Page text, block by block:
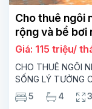
Cho thuê ngôi
rộng và bể bơi
Giá: 115 triệu/
CHO THUÊ NGÔI
SỐNG LÝ TƯỞNG
không gian sống
đẹp tại Tây Hồ này
5 4